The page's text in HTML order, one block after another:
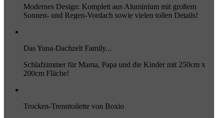
Modernes Design: Komplett aus Aluminium mit großem
Sonnen- und Regen-Vordach sowie vielen tollen Details!
Das Yuna-Dachzelt Family...
Schlafzimmer für Mama, Papa und die Kinder mit 250cm x
200cm Fläche!
Trocken-Trenntoilette von Boxio